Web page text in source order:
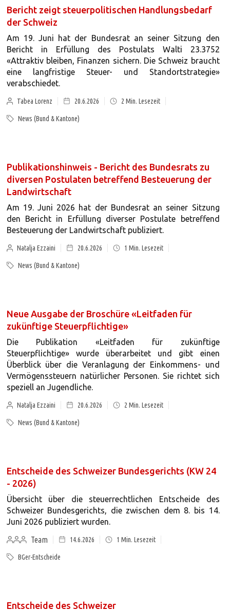
Bericht zeigt steuerpolitischen Handlungsbedarf
der Schweiz
Am 19. Juni hat der Bundesrat an seiner Sitzung den
Bericht in Erfüllung des Postulats Walti 23.3752
«Attraktiv bleiben, Finanzen sichern. Die Schweiz braucht
eine langfristige Steuer- und Standortstrategie»
verabschiedet.
Tabea Lorenz 20.6.2026 2 Min. Lesezeit
News (Bund & Kantone)
Publikationshinweis - Bericht des Bundesrats zu
diversen Postulaten betreffend Besteuerung der
Landwirtschaft
Am 19. Juni 2026 hat der Bundesrat an seiner Sitzung
den Bericht in Erfüllung diverser Postulate betreffend
Besteuerung der Landwirtschaft publiziert.
Natalja Ezzaini 20.6.2026 1 Min. Lesezeit
News (Bund & Kantone)
Neue Ausgabe der Broschüre «Leitfaden für
zukünftige Steuerpflichtige»
Die Publikation «Leitfaden für zukünftige
Steuerpflichtige» wurde überarbeitet und gibt einen
Überblick über die Veranlagung der Einkommens- und
Vermögenssteuern natürlicher Personen. Sie richtet sich
speziell an Jugendliche.
Natalja Ezzaini 20.6.2026 2 Min. Lesezeit
News (Bund & Kantone)
Entscheide des Schweizer Bundesgerichts (KW 24
- 2026)
Übersicht über die steuerrechtlichen Entscheide des
Schweizer Bundesgerichts, die zwischen dem 8. bis 14.
Juni 2026 publiziert wurden.
Team
14.6.2026 1 Min. Lesezeit
BGer-Entscheide
Entscheide des Schweizer